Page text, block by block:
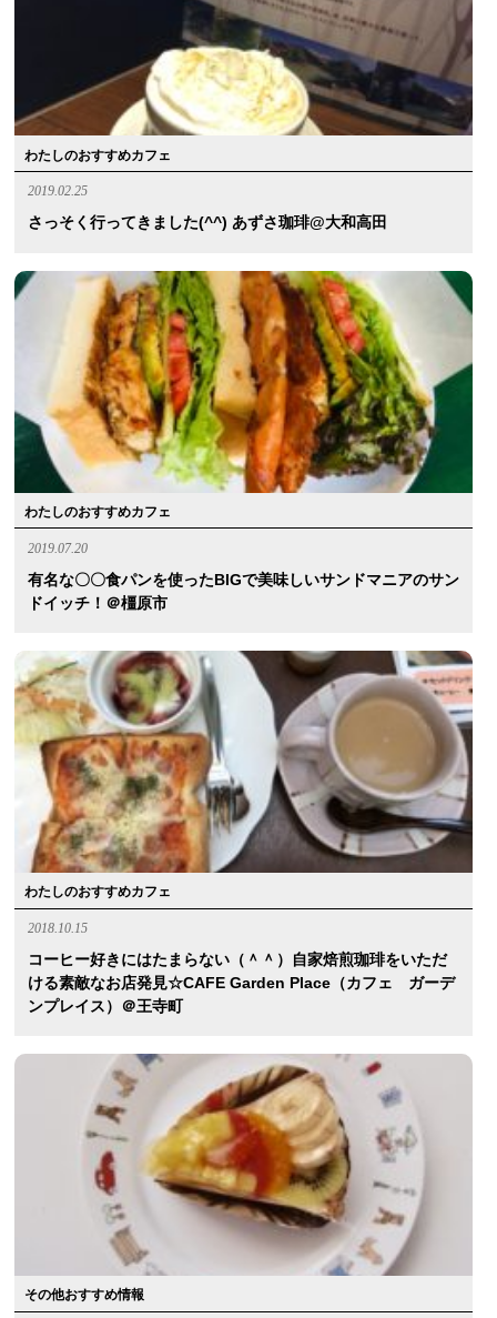
わたしのおすすめカフェ
2019.02.25
さっそく行ってきました(^^) あずさ珈琲@大和高田
わたしのおすすめカフェ
2019.07.20
有名な〇〇食パンを使ったBIGで美味しいサンドマニアのサン
ドイッチ！＠橿原市
わたしのおすすめカフェ
2018.10.15
コーヒー好きにはたまらない（＾＾）自家焙煎珈琲をいただ
ける素敵なお店発見☆CAFE Garden Place（カフェ ガーデ
ンプレイス）＠王寺町
その他おすすめ情報